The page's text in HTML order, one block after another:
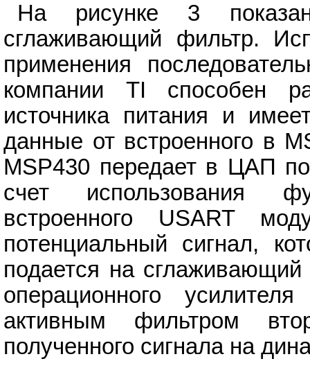
На рисунке 3
сглаживающий фильтр.
применения
компании TI способен
источника питания и
данные от встроенного в
MSP430 передает в ЦАП
счет использования
встроенного USART
потенциальный сигнал,
подается на
операционного
активным фильтром
полученного сигнала на